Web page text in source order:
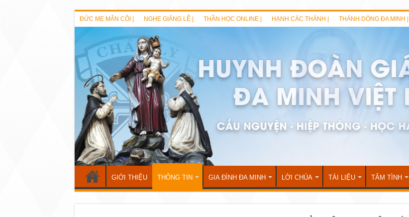
ĐỨC MẸ MÂN CÔI | NGHE GIẢNG LỄ | THẦN HỌC ONLINE | HẠNH CÁC THÁNH | THÁNH DÒNG ĐA MINH |
GIỚI THIỆU THÔNG TIN GIA ĐÌNH ĐA MINH LỜI CHÚA TÀI LIỆU TÂM TÌNH